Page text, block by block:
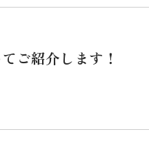
ご紹介します！